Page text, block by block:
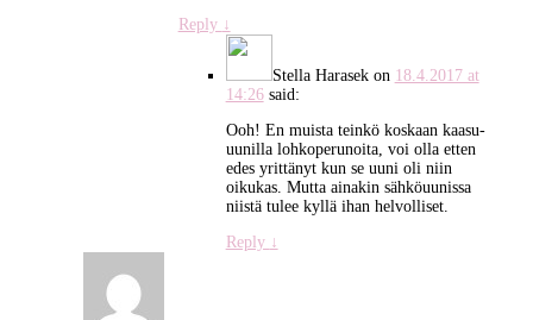
Reply ↓
Stella Harasekon 18.4.2017 at
14:26 said:
Ooh! En muista teinkö koskaan kaasu-
uunilla lohkoperunoita, voi olla etten
edes yrittänyt kun se uuni oli niin
oikukas. Mutta ainakin sähköuunissa
niistä tulee kyllä ihan helvolliset.
Reply ↓